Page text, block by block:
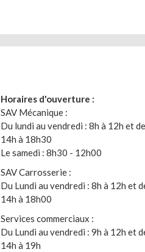
Horaires d'ouverture :
SAV Mécanique :
Du lundi au vendredi : 8h à 12h et de
14h à 18h30
Le samedi : 8h30 - 12h00
SAV Carrosserie :
Du Lundi au vendredi : 8h à 12h et
14h à 18h00
Services commerciaux :
Du Lundi au vendredi : 9h à 12h et
14h à 19h